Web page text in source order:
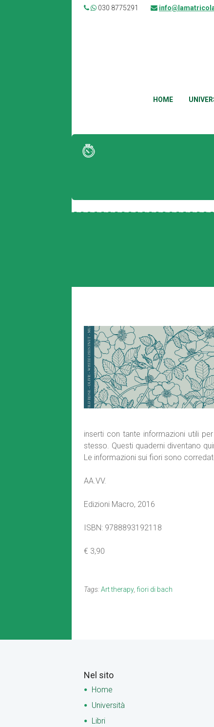
030 8775291
HOME
inserti con tante informazioni utili
stesso. Questi quaderni diventano
Le informazioni sui fiori sono
AA.VV.
Edizioni Macro, 2016
ISBN: 9788893192118
€ 3,90
Tags:Art therapy ,fiori di bach
Nel sito
Home
Università
Libri